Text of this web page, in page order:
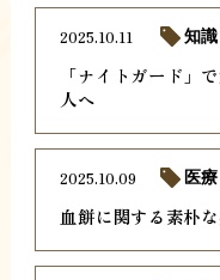
「ナイトガード」
人へ
2025.10.11 知識
血餅に関する素朴
2025.10.09 医療